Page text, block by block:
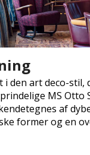
den art deco-stil,
MS Otto
af
former og en